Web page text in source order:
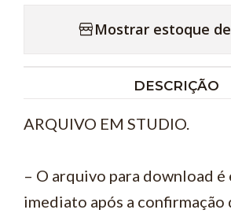
Mostrar estoque
DESCRIÇÃO
ARQUIVO EM STUDIO.
– O arquivo para download é
imediato após a confirmação